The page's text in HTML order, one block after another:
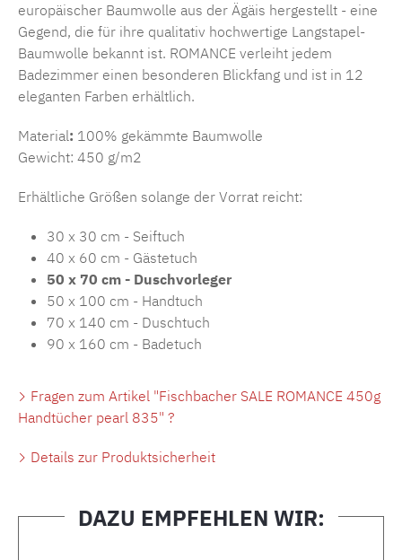
europäischer Baumwolle aus der Ägäis hergestellt - eine
Gegend, die für ihre qualitativ hochwertige Langstapel-
Baumwolle bekannt ist. ROMANCE verleiht jedem
Badezimmer einen besonderen Blickfang und ist in 12
eleganten Farben erhältlich.
Material: 100% gekämmte Baumwolle
Gewicht: 450 g/m2
Erhältliche Größen solange der Vorrat reicht:
30 x 30 cm - Seiftuch
40 x 60 cm - Gästetuch
50 x 70 cm - Duschvorleger
50 x 100 cm - Handtuch
70 x 140 cm - Duschtuch
90 x 160 cm - Badetuch
Fragen zum Artikel "Fischbacher SALE ROMANCE 450g
Handtücher pearl 835" ?
Details zur Produktsicherheit
DAZU EMPFEHLEN WIR: